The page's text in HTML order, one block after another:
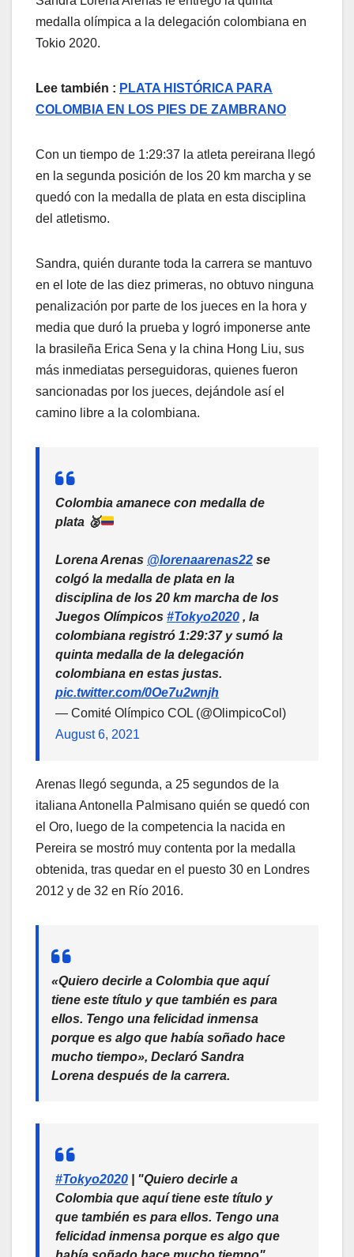
medalla olímpica a la delegación colombiana en
Tokio 2020.
Lee también : PLATA HISTÓRICA PARA
COLOMBIA EN LOS PIES DE ZAMBRANO
Con un tiempo de 1:29:37 la atleta pereirana llegó
en la segunda posición de los 20 km marcha y se
quedó con la medalla de plata en esta disciplina
del atletismo.
Sandra, quién durante toda la carrera se mantuvo
en el lote de las diez primeras, no obtuvo ninguna
penalización por parte de los jueces en la hora y
media que duró la prueba y logró imponerse ante
la brasileña Erica Sena y la china Hong Liu, sus
más inmediatas perseguidoras, quienes fueron
sancionadas por los jueces, dejándole así el
camino libre a la colombiana.
Colombia amanece con medalla de
plata 🥈
Lorena Arenas @lorenaarenas22 se
colgó la medalla de plata en la
disciplina de los 20 km marcha de los
Juegos Olímpicos #Tokyo2020 , la
colombiana registró 1:29:37 y sumó la
quinta medalla de la delegación
colombiana en estas justas.
pic.twitter.com/0Oe7u2wnjh
— Comité Olímpico COL (@OlimpicoCol)
August 6, 2021
Arenas llegó segunda, a 25 segundos de la
italiana Antonella Palmisano quién se quedó con
el Oro, luego de la competencia la nacida en
Pereira se mostró muy contenta por la medalla
obtenida, tras quedar en el puesto 30 en Londres
2012 y de 32 en Río 2016.
«Quiero decirle a Colombia que aquí
tiene este título y que también es para
ellos. Tengo una felicidad inmensa
porque es algo que había soñado hace
mucho tiempo», Declaró Sandra
Lorena después de la carrera.
#Tokyo2020 | "Quiero decirle a
Colombia que aquí tiene este título y
que también es para ellos. Tengo una
felicidad inmensa porque es algo que